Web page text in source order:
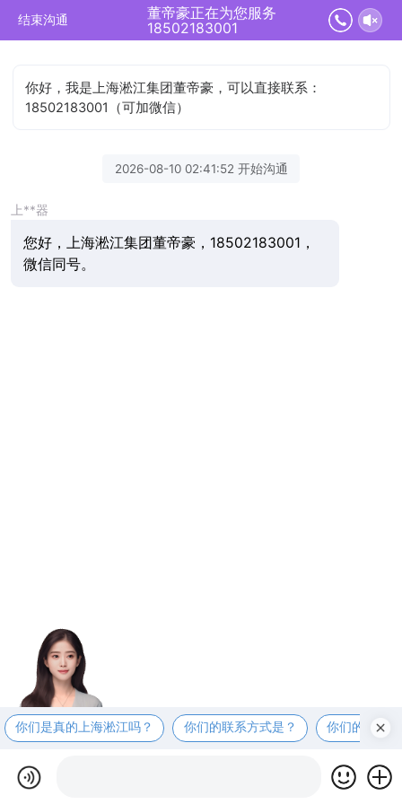
结束沟通
董帝豪正在为您服务
18502183001
你好，我是上海淞江集团董帝豪，可以直接联系：
18502183001（可加微信）
2026-08-10 02:41:52 开始沟通
上**器
您好，上海淞江集团董帝豪，18502183001，
微信同号。
你们是真的上海淞江吗？ 你们的联系方式是？ 你们的工厂